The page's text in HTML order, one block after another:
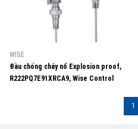
WISE
Đầu chống cháy nổ Explosion proof,
R222PQ7E91XRCA9, Wise Control
1